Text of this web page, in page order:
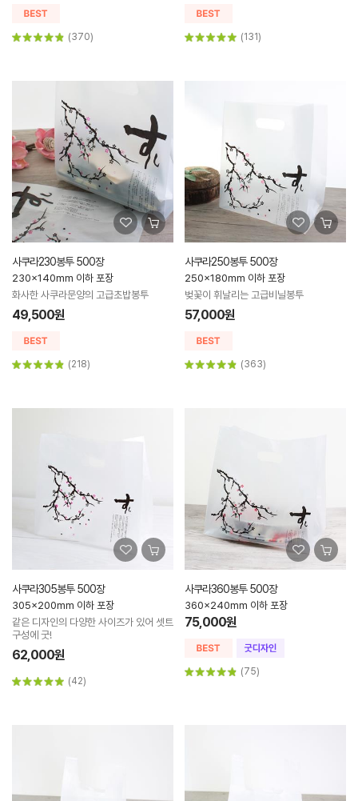
(370) (131)
사쿠라230봉투 500장
230x140mm 이하 포장
화사한 사쿠라문양의 고급초밥봉투
49,500원
(218)
사쿠라250봉투 500장
250x180mm 이하 포장
벚꽃이 휘날리는 고급비닐봉투
57,000원
(363)
사쿠라305봉투 500장
305x200mm 이하 포장
같은 디자인의 다양한 사이즈가 있어 셋트
구성에 굿!
62,000원
(42)
사쿠라360봉투 500장
360x240mm 이하 포장
75,000원
(75)